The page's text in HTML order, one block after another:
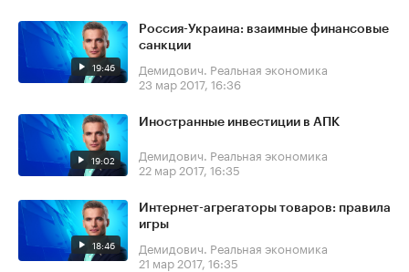
19:46
Россия-Украина: взаимные финансовые
санкции
Демидович. Реальная экономика
23 мар 2017, 16:36
19:02
Иностранные инвестиции в АПК
Демидович. Реальная экономика
22 мар 2017, 16:35
18:46
Интернет-агрегаторы товаров: правила
игры
Демидович. Реальная экономика
21 мар 2017, 16:35